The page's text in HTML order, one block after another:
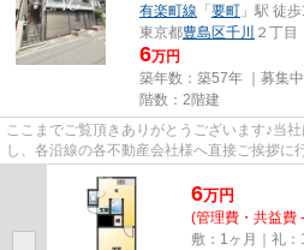
有楽町線 「 要町 」駅 徒
東京都豊島区千川 ２丁目
6万円
築年数：築57年 ｜募集中
階数：2階建
ここまでご覧頂きありがとうございます♪当
し、各沿線の各不動産会社様へ直接ご挨拶に
6万円
(管理費・共益費
敷：1ヶ月｜礼：